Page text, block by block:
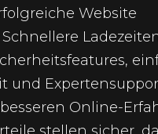
Website
und
Online-